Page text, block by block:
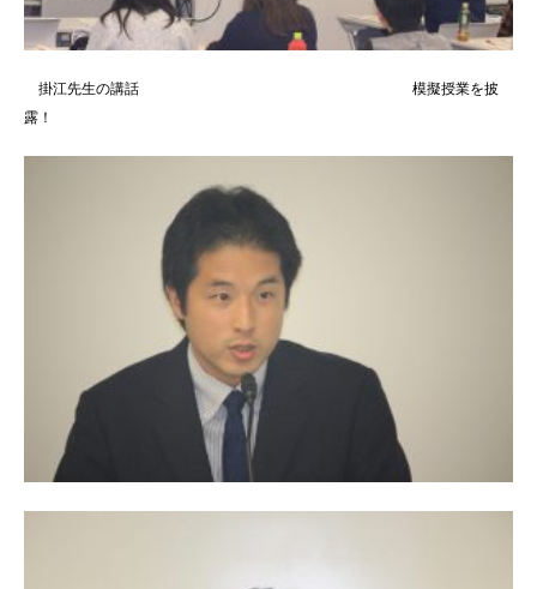
掛江先生の講話 模擬授業を披
露！